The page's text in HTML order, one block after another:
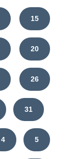
15
20
26
31
4 5